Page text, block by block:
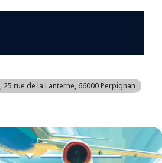
, 25 rue de la Lanterne, 66000 Perpignan